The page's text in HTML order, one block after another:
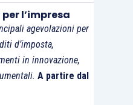
ciascuno il 20% di
sociale, ma in base
conosciuto
si sono impegnati a
socio,quest’ultimo
maggioranza
l’impresa
agevolazioni per
d’imposta,
in innovazione,
A partire dal